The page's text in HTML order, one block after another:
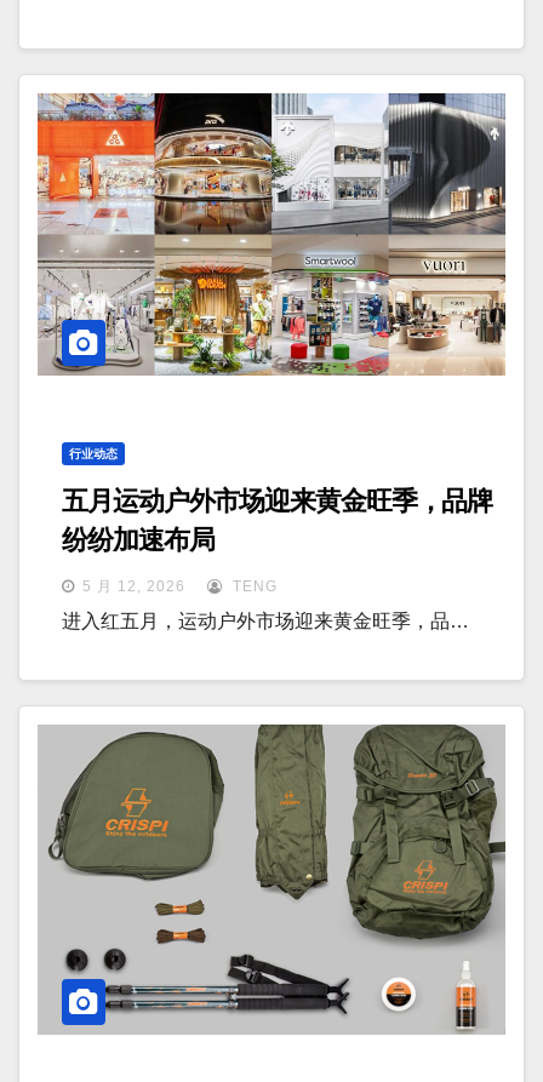
行业动态
五月运动户外市场迎来黄金旺季，品牌
纷纷加速布局
5 月 12, 2026 TENG
进入红五月，运动户外市场迎来黄金旺季，品…